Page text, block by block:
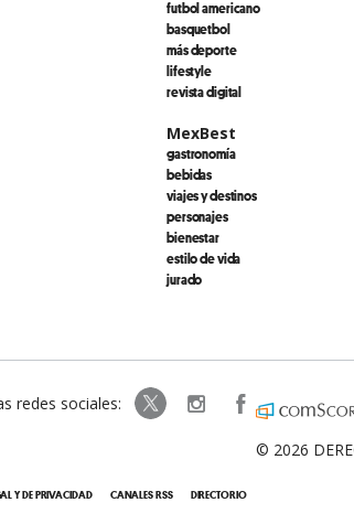
futbol americano
basquetbol
más deporte
lifestyle
revista digital
MexBest
gastronomía
bebidas
viajes y destinos
personajes
bienestar
estilo de vida
jurado
Y DE PRIVACIDAD CANALES RSS DIRECTORIO
redes sociales: expansionpolitica
© 2026